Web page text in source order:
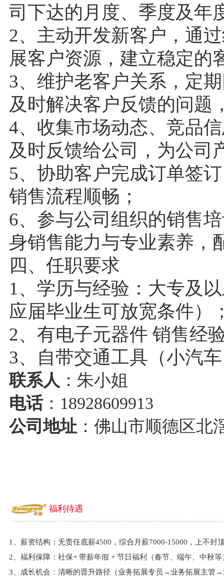
司下达的月度、季度及年
2、主动开发新客户，通
展客户资源，建立稳定的
3、维护老客户关系，定
及时解决客户反馈的问题
4、收集市场动态、竞品
及时反馈给公司，为公司
5、协助客户完成订单签
销售流程顺畅；
6、参与公司组织的销售
身销售能力与专业素养，
四、任职要求
1、学历与经验：大专及
应届毕业生可放宽条件）
2、有电子元器件 销售经
3、自带交通工具（小汽
联系人 ：朱小姐
电话：18928609913
公司地址 ：佛山市顺德区
福利待遇
1、薪资结构：无责任底薪4500，综合月薪7000-15000，上不封
2、福利保障：社保+ 带薪年假 + 节日福利（春节、端午、中秋
3、成长机会：清晰的晋升路径（业务拓展专员→业务拓展主管